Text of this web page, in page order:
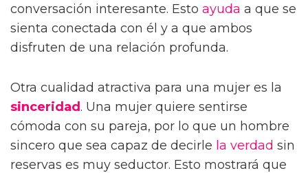
conversación interesante. Esto ayuda a que se
sienta conectada con él y a que ambos
disfruten de una relación profunda.
Otra cualidad atractiva para una mujer es la
sinceridad . Una mujer quiere sentirse
cómoda con su pareja, por lo que un hombre
sincero que sea capaz de decirle la verdad sin
reservas es muy seductor. Esto mostrará que